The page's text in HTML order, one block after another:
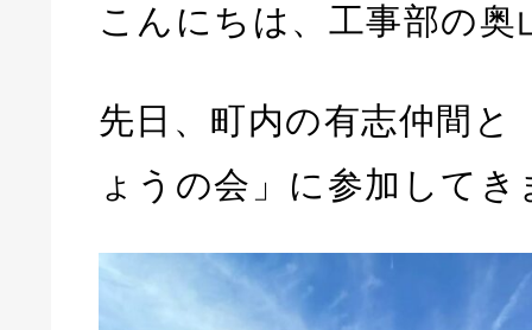
こんにちは、工事部の奥
先日、町内の有志仲間と
ょうの会」に参加してき